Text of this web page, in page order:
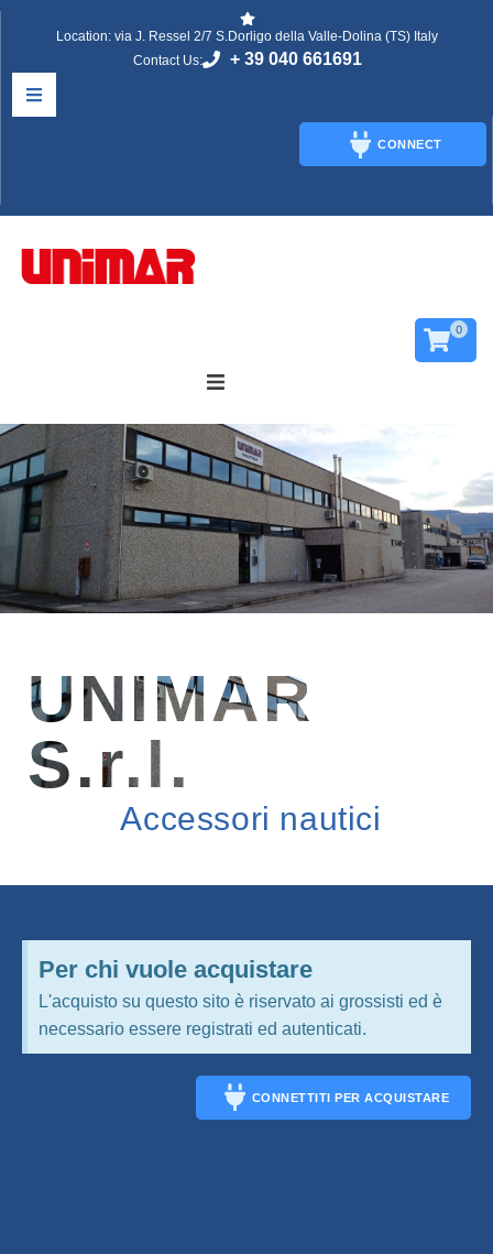
Location: via J. Ressel 2/7 S.Dorligo della Valle-Dolina (TS) Italy
Contact Us:
+ 39 040 661691
CONNECT
Il Catalogo
Prodotti
0
UNIMAR
S.r.l.
Accessori nautici
Per chi vuole acquistare
L'acquisto su questo sito è riservato ai grossisti ed è
necessario essere registrati ed autenticati.
CONNETTITI PER ACQUISTARE